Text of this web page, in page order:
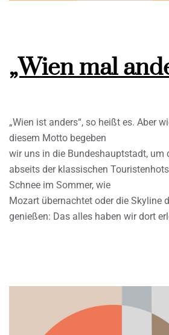
„Wien mal
„Wien ist anders“, so heißt es. Aber
diesem Motto begeben
wir uns in die Bundeshauptstadt, um
abseits der klassischen
Schnee im Sommer, wie
Mozart übernachtet oder die Skyline
genießen: Das alles haben wir dort